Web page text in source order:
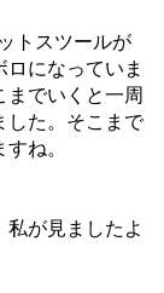
トスツールが
になっていま
までいくと一周
した。そこまで
ね。
が見ましたよ